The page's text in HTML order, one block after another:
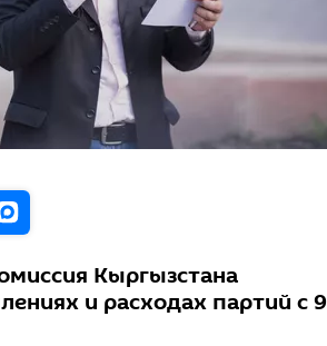
Кыргызстана
и расходах партий с 9